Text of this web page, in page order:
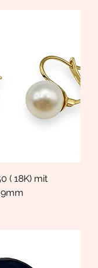
( 18K) mit